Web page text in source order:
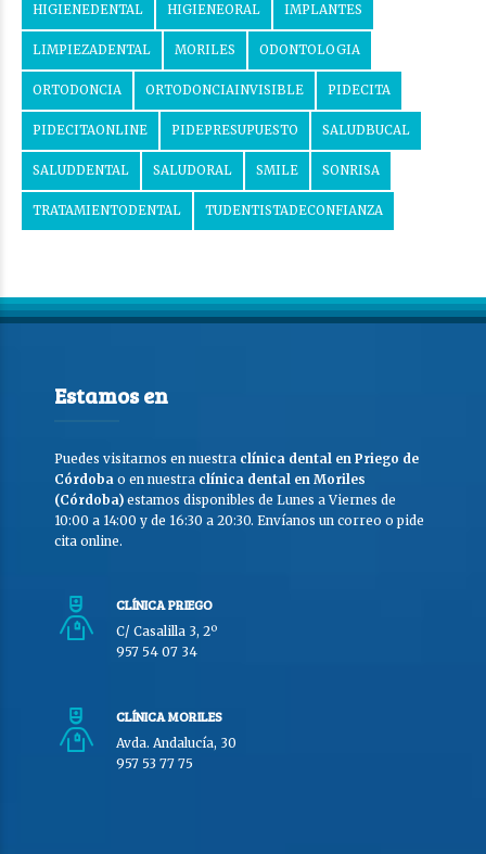
HIGIENEDENTAL HIGIENEORAL IMPLANTES
LIMPIEZADENTAL MORILES ODONTOLOGIA
ORTODONCIA ORTODONCIAINVISIBLE PIDECITA
PIDECITAONLINE PIDEPRESUPUESTO SALUDBUCAL
SALUDDENTAL SALUDORAL SMILE SONRISA
TRATAMIENTODENTAL TUDENTISTADECONFIANZA
Estamos en
Puedes visitarnos en nuestra clínica dental en Priego de
Córdoba o en nuestra clínica dental en Moriles
(Córdoba) estamos disponibles de Lunes a Viernes de
10:00 a 14:00 y de 16:30 a 20:30. Envíanos un correo o pide
cita online.
CLÍNICA PRIEGO
C/ Casalilla 3, 2º
957 54 07 34
CLÍNICA MORILES
Avda. Andalucía, 30
957 53 77 75